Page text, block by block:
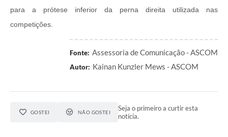
para a prótese inferior da perna direita utilizada nas
competições.
Fonte: Assessoria de Comunicação - ASCOM
Autor: Kainan Kunzler Mews - ASCOM
GOSTEI NÃO GOSTEI
Seja o primeiro a curtir esta
notícia.